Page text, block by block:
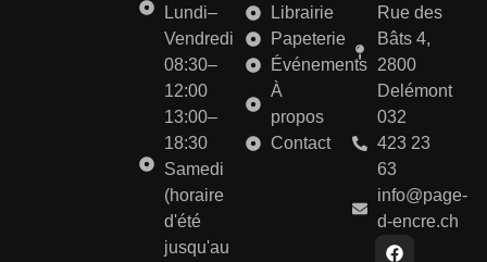
Lundi–
Vendredi
08:30–
12:00
13:00–
18:30
Samedi
(horaire
d'été
jusqu'au
Librairie
Papeterie
Événements
À
propos
Contact
Rue des
Bâts 4,
2800
Delémont
032
423 23
63
info@page-
d-encre.ch